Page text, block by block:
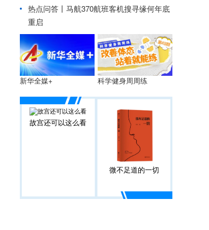
热点问答丨马航370航班客机搜寻缘何年底
重启
新华全媒+ 科学健身周周练
故宫还可以这么看
微不足道的一切